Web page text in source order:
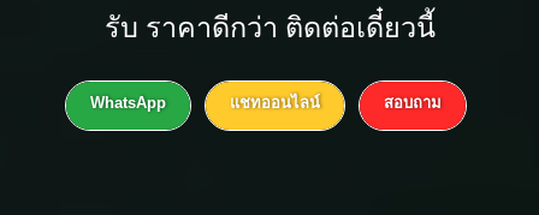
รับ ราคาดีกว่า ติดต่อเดี๋ยวนี้
WhatsApp แชทออนไลน์ สอบถาม